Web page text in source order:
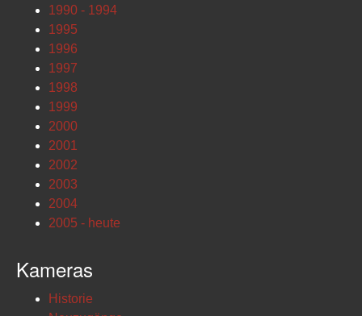
1990 - 1994
1995
1996
1997
1998
1999
2000
2001
2002
2003
2004
2005 - heute
Kameras
Historie